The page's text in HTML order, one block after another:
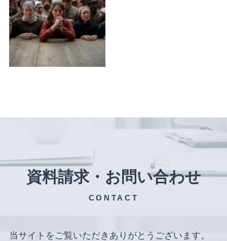
資料請求・お問い合わせ
CONTACT
当サイトをご覧いただきありがとうございます。